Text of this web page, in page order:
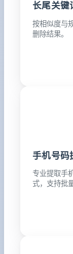
长尾关键
按相似度与
删除结果。
手机号码
专业提取手
式，支持批